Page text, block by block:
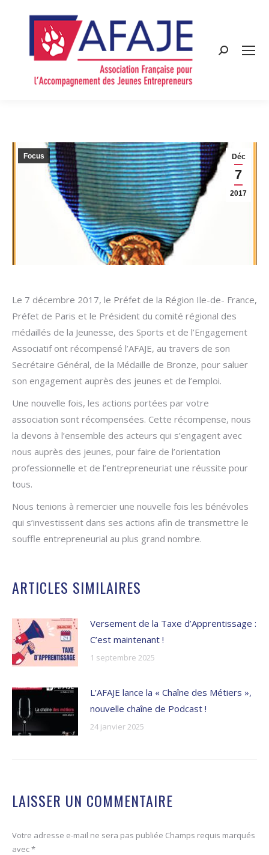
Search:
Déc
7
2017
Focus
Le 7 décembre 2017, le Préfet de la Région Ile-de- France,
Préfet de Paris et le Président du comité régional des
médaillés de la Jeunesse, des Sports et de l’Engagement
Associatif ont récompensé l’AFAJE, au travers de son
Secrétaire Général, de la Médaille de Bronze, pour saluer
son engagement auprès des jeunes et de l’emploi.
Une nouvelle fois, les actions portées par votre
association sont récompensées. Cette récompense, nous
la devons à l’ensemble des acteurs qui s’engagent avec
nous auprès des jeunes, pour faire de l’orientation
professionnelle et de l’entrepreneuriat une réussite pour
tous.
Nous tenions à remercier une nouvelle fois les bénévoles
qui s’investissent dans ses actions afin de transmettre le
souffle entrepreneurial au plus grand nombre.
ARTICLES SIMILAIRES
Versement de la Taxe d’Apprentissage :
C’est maintenant !
1 septembre 2025
L’AFAJE lance la « Chaîne des Métiers »,
nouvelle chaîne de Podcast !
24 janvier 2025
LAISSER UN COMMENTAIRE
Votre adresse e-mail ne sera pas publiée Champs requis marqués
avec*